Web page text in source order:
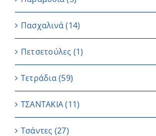
Πασχαλινά (14)
Πετσετούλες (1)
Τετράδια(59)
ΤΣΑΝΤΑΚΙΑ (11)
Τσάντες (27)